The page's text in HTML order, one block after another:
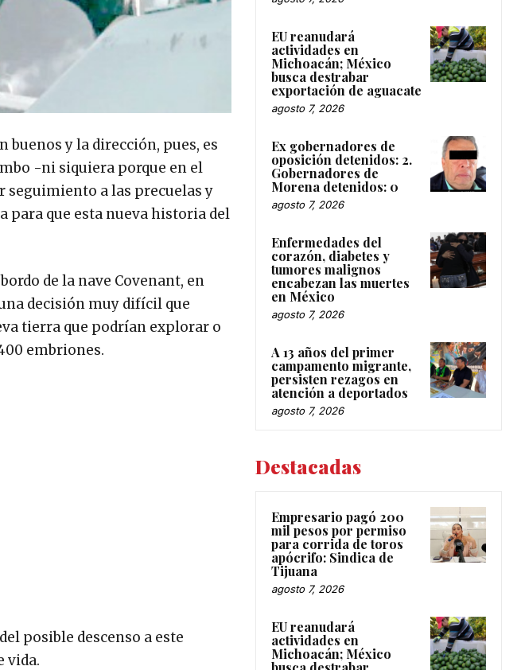
buenos y la dirección, pues, es
-ni siquiera porque en el
seguimiento a las precuelas y
para que esta nueva historia del
de la nave Covenant, en
decisión muy difícil que
tierra que podrían explorar o
embriones.
posible descenso a este
vida.
EU reanudará
actividades en
Michoacán; México
busca destrabar
exportación de aguacate
agosto 7, 2026
Ex gobernadores de
oposición detenidos: 2.
Gobernadores de
Morena detenidos: 0
agosto 7, 2026
Enfermedades del
corazón, diabetes y
tumores malignos
encabezan las muertes
en México
agosto 7, 2026
A 13 años del primer
campamento migrante,
persisten rezagos en
atención a deportados
agosto 7, 2026
Destacadas
Empresario pagó 200
mil pesos por permiso
para corrida de toros
apócrifo: Sindica de
Tijuana
agosto 7, 2026
EU reanudará
actividades en
Michoacán; México